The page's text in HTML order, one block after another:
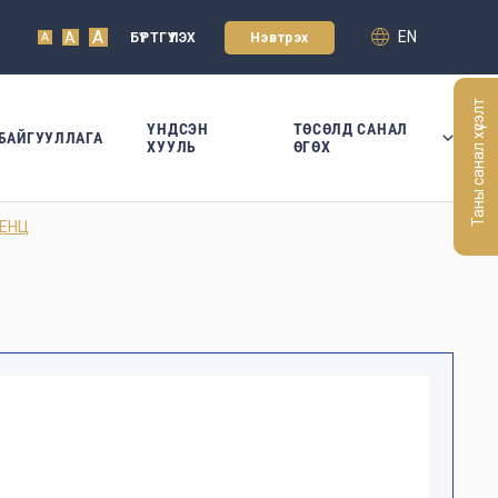
A A A БҮРТГҮҮЛЭХ Нэвтрэх EN
ҮНДСЭН
ХУУЛЬ
ТӨСӨЛД САНАЛ
ӨГӨХ
Таны санал хүсэлт